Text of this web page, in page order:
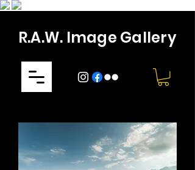
R.A.W. Image Gallery